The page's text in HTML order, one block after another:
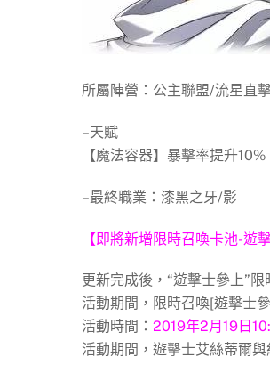
所屬陣營：公主聯盟/流星直
–天賦
【魔法容器】暴擊率提升
–最終職業：漆黑之牙/影
【即將新增限時召喚卡池-遊
更新完成後，“遊擊士參上”
活動期間，限時召喚[遊擊士
活動時間： 2019年2月19日
活動期間，遊擊士艾絲蒂爾與